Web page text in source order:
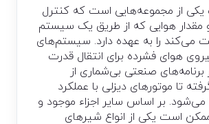
یکی از مجموعه­‌هایی است که کنترل
مقدار هوایی که از طریق یک سیستم
می­‌کند را به عهده دارد. سیستم‌­های
هوای فشرده برای انتقال قدرت
برنامه­‌های صنعتی بی­‌شماری از
تا موتورهای دیزلی با عملکرد
می­­‌شود. بر اساس سایر اجزاء موجود و
است یکی از انواع شیرهای